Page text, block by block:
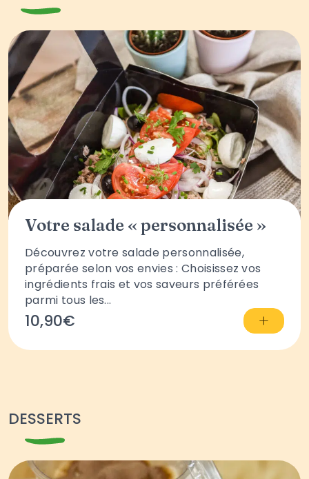
Votre salade « personnalisée »
Découvrez votre salade personnalisée,
préparée selon vos envies : Choisissez vos
ingrédients frais et vos saveurs préférées
parmi tous les...
10,90€ +
DESSERTS